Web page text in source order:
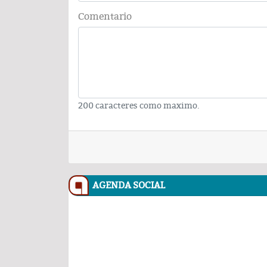
Comentario
200 caracteres como maximo.
AGENDA SOCIAL